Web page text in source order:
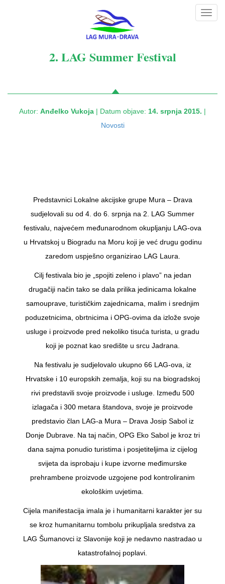
2. LAG Summer Festival
Autor: Anđelko Vukoja | Datum objave: 14. srpnja 2015. |
Novosti
Predstavnici Lokalne akcijske grupe Mura – Drava
sudjelovali su od 4. do 6. srpnja na 2. LAG Summer
festivalu, najvećem međunarodnom okupljanju LAG-ova
u Hrvatskoj u Biogradu na Moru koji je već drugu godinu
zaredom uspješno organizirao LAG Laura.
Cilj festivala bio je „spojiti zeleno i plavo” na jedan
drugačiji način tako se dala prilika jedinicama lokalne
samouprave, turističkim zajednicama, malim i srednjim
poduzetnicima, obrtnicima i OPG-ovima da izlože svoje
usluge i proizvode pred nekoliko tisuća turista, u gradu
koji je poznat kao središte u srcu Jadrana.
Na festivalu je sudjelovalo ukupno 66 LAG-ova, iz
Hrvatske i 10 europskih zemalja, koji su na biogradskoj
rivi predstavili svoje proizvode i usluge. Između 500
izlagača i 300 metara štandova, svoje je proizvode
predstavio član LAG-a Mura – Drava Josip Sabol iz
Donje Dubrave. Na taj način, OPG Eko Sabol je kroz tri
dana sajma ponudio turistima i posjetiteljima iz cijelog
svijeta da isprobaju i kupe izvorne međimurske
prehrambene proizvode uzgojene pod kontroliranim
ekološkim uvjetima.
Cijela manifestacija imala je i humanitarni karakter jer su
se kroz humanitarnu tombolu prikupljala sredstva za
LAG Šumanovci iz Slavonije koji je nedavno nastradao u
katastrofalnoj poplavi.